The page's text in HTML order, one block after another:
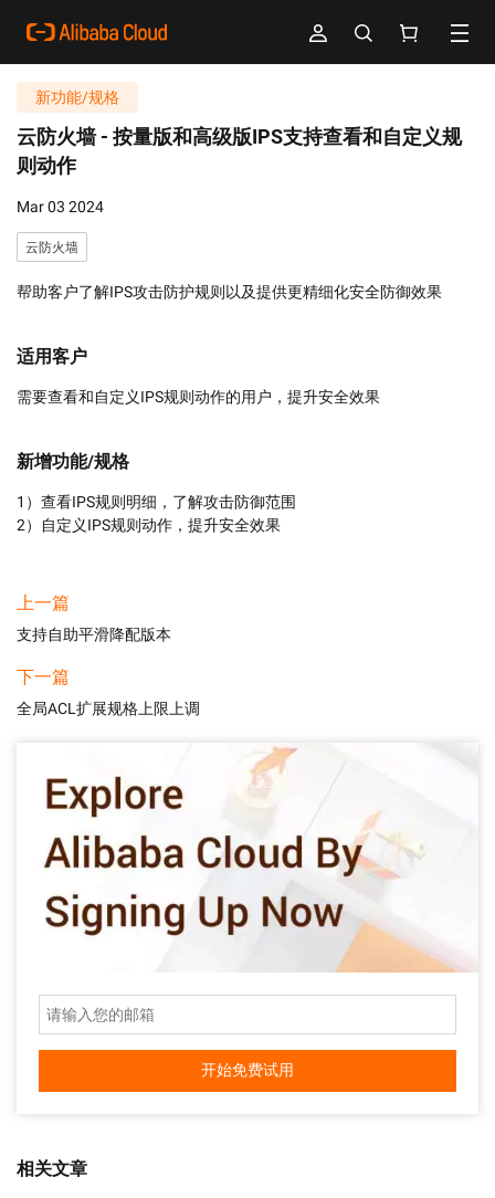
新功能/规格
云防火墙 - 按量版和高级版IPS支持查看和自定义规
则动作
Mar 03 2024
云防火墙
帮助客户了解IPS攻击防护规则以及提供更精细化安全防御效果
适用客户
需要查看和自定义IPS规则动作的用户，提升安全效果
新增功能/规格
1）查看IPS规则明细，了解攻击防御范围
2）自定义IPS规则动作，提升安全效果
上一篇
支持自助平滑降配版本
下一篇
全局ACL扩展规格上限上调
开始免费试用
相关文章